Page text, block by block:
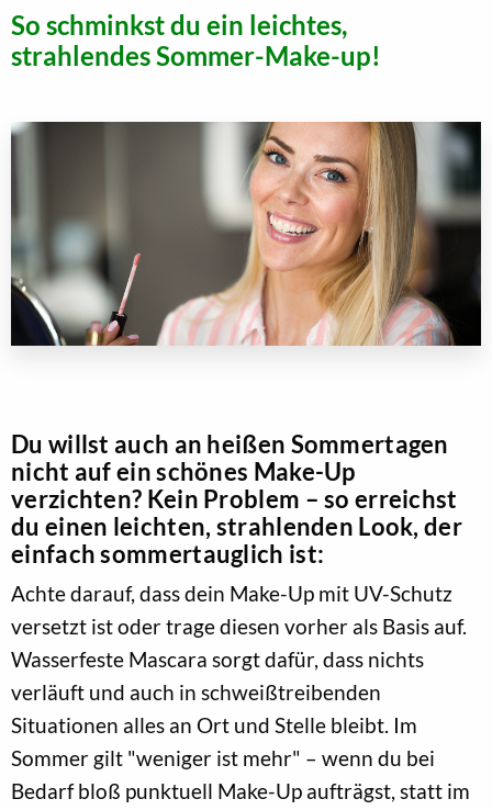
So schminkst du ein leichtes,
strahlendes Sommer-Make-up!
Du willst auch an heißen Sommertagen
nicht auf ein schönes Make-Up
verzichten? Kein Problem – so erreichst
du einen leichten, strahlenden Look, der
einfach sommertauglich ist:
Achte darauf, dass dein Make-Up mit UV-Schutz
versetzt ist oder trage diesen vorher als Basis auf.
Wasserfeste Mascara sorgt dafür, dass nichts
verläuft und auch in schweißtreibenden
Situationen alles an Ort und Stelle bleibt. Im
Sommer gilt "weniger ist mehr" – wenn du bei
Bedarf bloß punktuell Make-Up aufträgst, statt im